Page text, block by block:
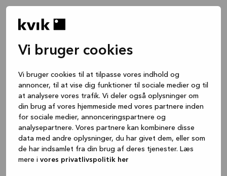
Vi bruger cookies
Vi bruger cookies til at tilpasse vores indhold og
annoncer, til at vise dig funktioner til sociale medier og til
at analysere vores trafik. Vi deler også oplysninger om
din brug af vores hjemmeside med vores partnere inden
for sociale medier, annonceringspartnere og
analysepartnere. Vores partnere kan kombinere disse
data med andre oplysninger, du har givet dem, eller som
de har indsamlet fra din brug af deres tjenester. Læs
mere i vores privatlivspolitik her